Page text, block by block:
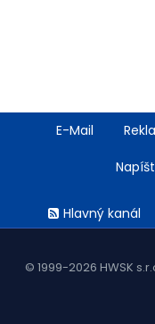
FooterE-Mail
menuHlavný kanál
© 1999-2026 HWSK